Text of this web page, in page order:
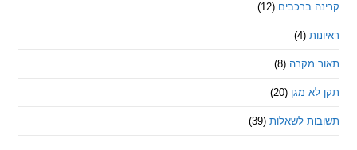
ברכבים (12)
(8)
מגן (20)
לשאלות (39)